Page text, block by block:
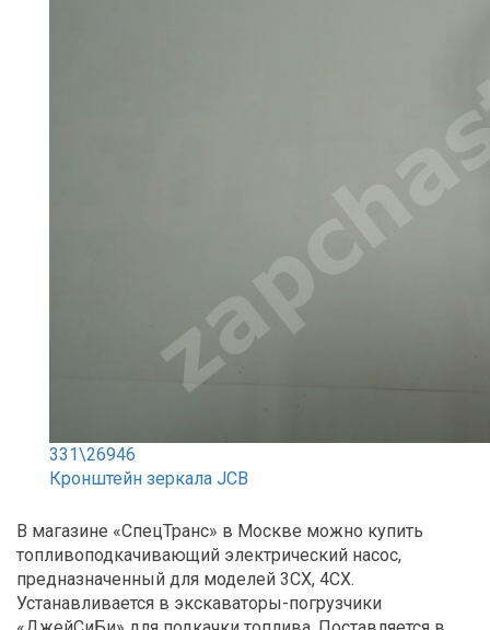
331\26946
Кронштейн зеркала JCB
В магазине «СпецТранс» в Москве можно купить
топливоподкачивающий электрический насос,
предназначенный для моделей 3СХ, 4СХ.
Устанавливается в экскаваторы-погрузчики